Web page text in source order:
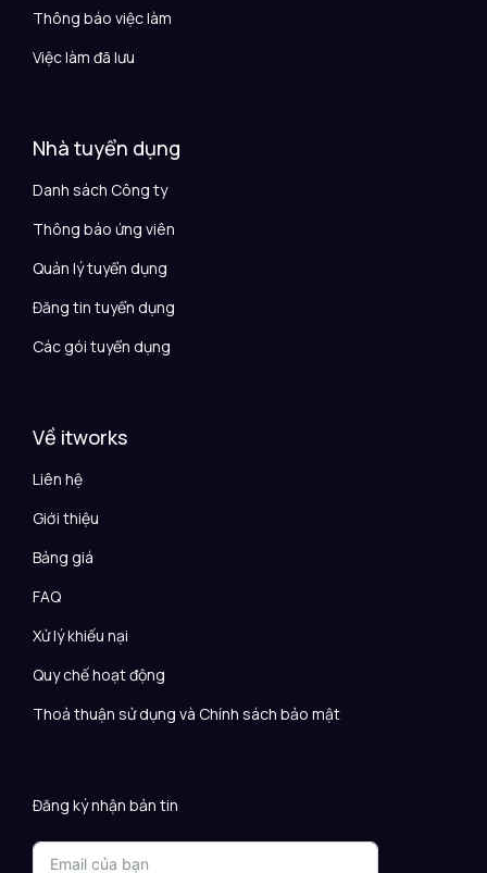
Thông báo việc làm
Việc làm đã lưu
Nhà tuyển dụng
Danh sách Công ty
Thông báo ứng viên
Quản lý tuyển dụng
Đăng tin tuyển dụng
Các gói tuyển dụng
Về itworks
Liên hệ
Giới thiệu
Bảng giá
FAQ
Xử lý khiếu nại
Quy chế hoạt động
Thoả thuận sử dụng và Chính sách bảo mật
Đăng ký nhận bản tin